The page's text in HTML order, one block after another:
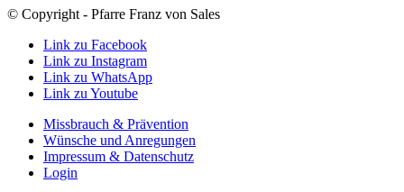
© Copyright - Pfarre Franz von Sales
Link zu Facebook
Link zu Instagram
Link zu WhatsApp
Link zu Youtube
Missbrauch & Prävention
Wünsche und Anregungen
Impressum & Datenschutz
Login